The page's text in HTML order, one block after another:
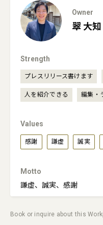
Owner
翠 大知
Strength
プレスリリース書けます
人を紹介できる 編集・
Values
感謝 謙虚 誠実
Motto
謙虚、誠実、感謝
Book or inquire about this